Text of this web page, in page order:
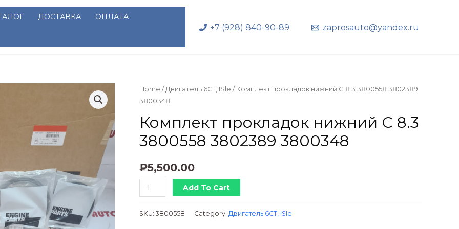
ДОСТАВКА ОПЛАТА
+7 (928) 840-90-89 zaprosauto@yandex.ru
Home / Двигатель 6CT, ISle / Комплект прокладок нижний С 8.3 3800558 3802389
3800348
Комплект прокладок нижний С 8.3
3800558 3802389 3800348
₽5,500.00
Комплект
прокладок
нижний
Add To Cart
SKU:3800558 Category: Двигатель 6CT, ISle